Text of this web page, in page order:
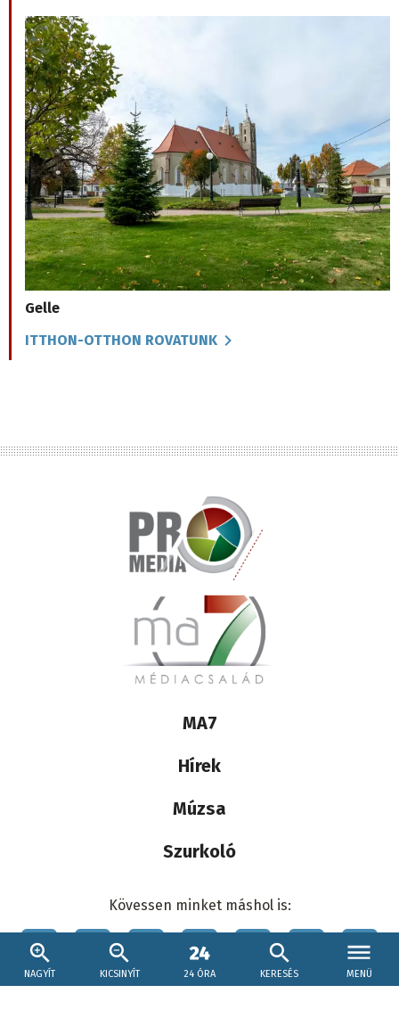
NAGYÍT KICSINYÍT 24 ÓRA KERESÉS MENÜ
Gelle
ITTHON-OTTHON ROVATUNK
Lábléc
médiacsalád
MA7
Hírek
Múzsa
Szurkoló
Social
menu
Kövessen minket máshol is: